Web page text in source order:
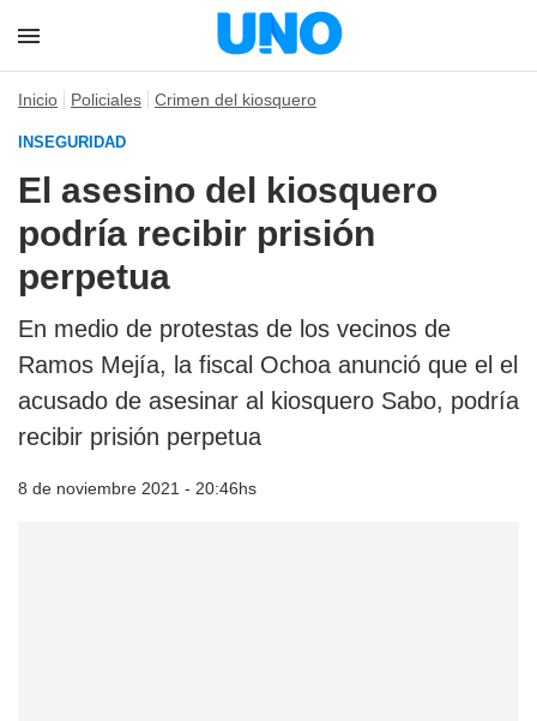
Inicio Policiales Crimen del kiosquero
INSEGURIDAD
El asesino del kiosquero
podría recibir prisión
perpetua
En medio de protestas de los vecinos de
Ramos Mejía, la fiscal Ochoa anunció que el el
acusado de asesinar al kiosquero Sabo, podría
recibir prisión perpetua
8 de noviembre 2021 - 20:46hs